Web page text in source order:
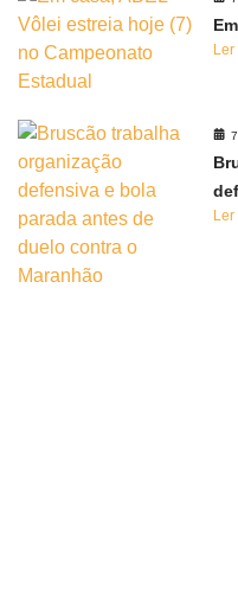
Ler
Ler